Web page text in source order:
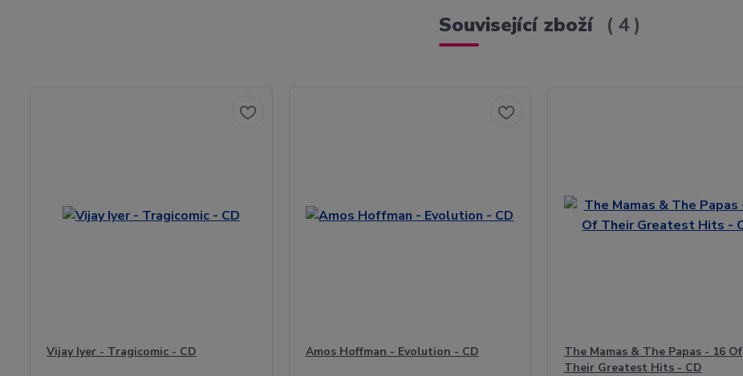
Související zboží 4
Vijay Iyer - Tragicomic - CD Amos Hoffman - Evolution - CD
The Mamas & The Papas - 16 Of
Their Greatest Hits - CD